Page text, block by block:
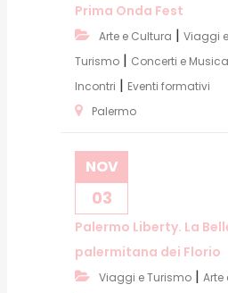
Prima Onda Fest
Arte e Cultura | Viaggi e
Turismo | Concerti e Musica
Incontri | Eventi formativi
Palermo
NOV
03
Palermo Liberty. La
palermitana dei Florio
Viaggi e Turismo | Arte